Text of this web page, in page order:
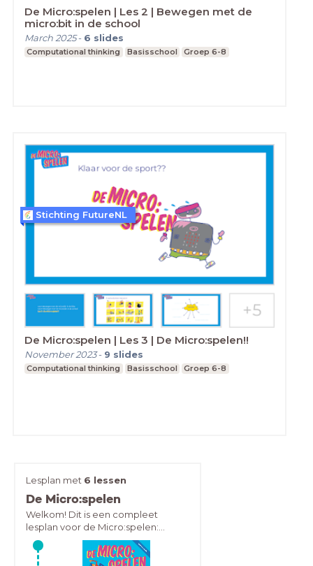
De Micro:spelen | Les 2 | Bewegen met de
micro:bit in de school
March 2025- 6 slides
Computational thinking Basisschool Groep 6-8
De Micro:spelen | Les 3 | De Micro:spelen!!
November 2023- 9 slides
Computational thinking Basisschool Groep 6-8
Stichting FutureNL
Lesplan met 6 lessen
De Micro:spelen
Welkom! Dit is een compleet
lesplan voor de Micro:spelen:
'Bewegen met de micro:bit'.Het
lesplan bestaat uit:drie digi-